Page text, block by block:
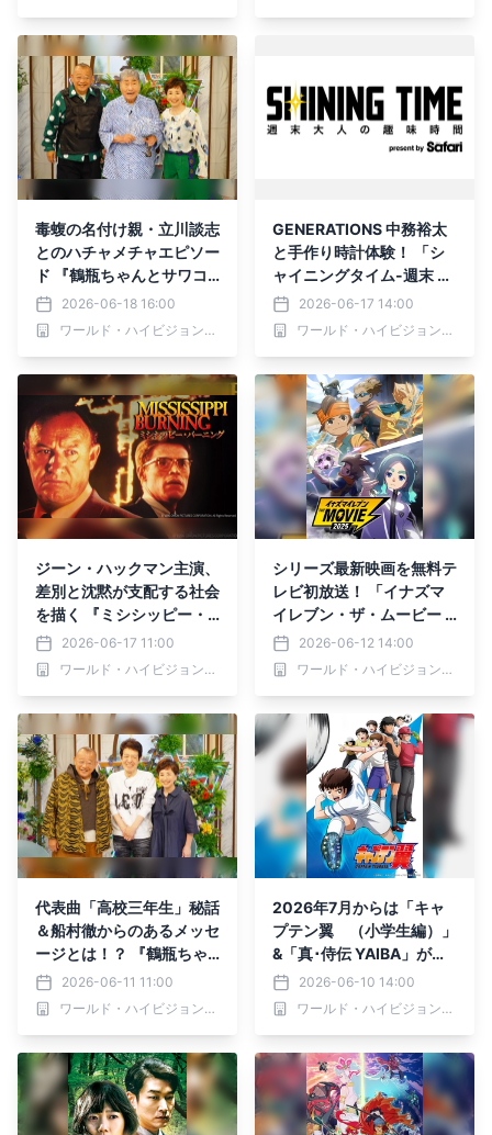
毒蝮の名付け親・立川談志
とのハチャメチャエピソー
ド 『鶴瓶ちゃんとサワコ
ちゃん～昭和の大先輩とお
かしな２人～』第68回ゲ
スト：毒蝮三太夫 6月22
S12 トゥエルビで放送
2026-06-18 16:00
ワールド・ハイビジョン・チャンネル株式会社
GENERATIONS 中務裕太
と手作り時計体験！ 「シ
ャイニングタイム-週末 大
人の趣味時間-」 6月18日
（木）夕方6時30分～ BS1
2 トゥエルビで全国無料放
2026-06-17 14:00
ワールド・ハイビジョン・チャンネル株式会社
ジーン・ハックマン主演、
差別と沈黙が支配する社会
を描く 『ミシシッピー・
バーニング』 6月20日
（土）よる7時～ BS12 ト
ゥエルビ 「土曜洋画劇
2026-06-17 11:00
ワールド・ハイビジョン・チャンネル株式会社
シリーズ最新映画を無料テ
レビ初放送！ 「イナズマ
イレブン・ザ・ムービー 2
025」 6月21日（日）よる
7時～BS12 トゥエルビ
2026-06-12 14:00
ワールド・ハイビジョン・チャンネル株式会社
代表曲「高校三年生」秘話
＆船村徹からのあるメッセ
ージとは！？ 『鶴瓶ちゃ
んとサワコちゃん～昭和の
大先輩とおかしな２人～』
第67回ゲスト：舟木一夫
分～ BS12 トゥエルビで放
送
2026-06-11 11:00
ワールド・ハイビジョン・チャンネル株式会社
2026年7月からは「キャ
プテン翼 （小学生編）」
&「真･侍伝 YAIBA」が登
場！ BS12 トゥエルビ 深
夜アニメ枠「アニメ26」
で放送開始
2026-06-10 14:00
ワールド・ハイビジョン・チャンネル株式会社